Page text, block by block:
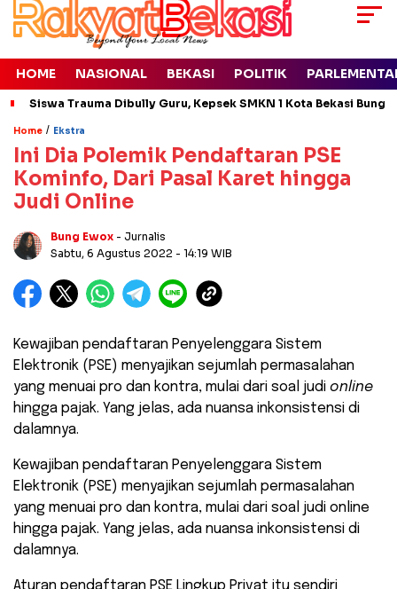
HOME NASIONAL BEKASI POLITIK
Siswa Trauma Dibully Guru, Kepsek SMKN 1 Kota Bekasi
Home / Ekstra
Ini Dia Polemik Pendaftaran PSE
Kominfo, Dari Pasal Karet hingga
Judi Online
Bung Ewox - Jurnalis
Sabtu, 6 Agustus 2022 - 14:19 WIB
Kewajiban pendaftaran Penyelenggara Sistem
Elektronik (PSE) menyajikan sejumlah permasalahan
yang menuai pro dan kontra, mulai dari soal judi online
hingga pajak. Yang jelas, ada nuansa inkonsistensi di
dalamnya.
Kewajiban pendaftaran Penyelenggara Sistem
Elektronik (PSE) menyajikan sejumlah permasalahan
yang menuai pro dan kontra, mulai dari soal judi online
hingga pajak. Yang jelas, ada nuansa inkonsistensi di
dalamnya.